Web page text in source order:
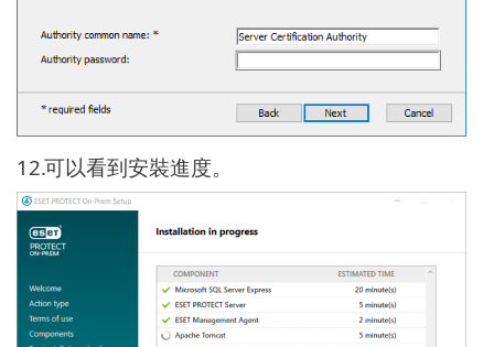
12.可以看到安裝進度。